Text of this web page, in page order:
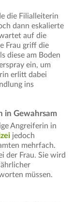
die Filialleiterin
dann eskalierte
auf die
Frau griff die
diese am Boden
ein, um
erlitt dabei
ins
in Gewahrsam
Angreiferin in
jedoch
mehrfach.
der Frau. Sie wird
müssen.